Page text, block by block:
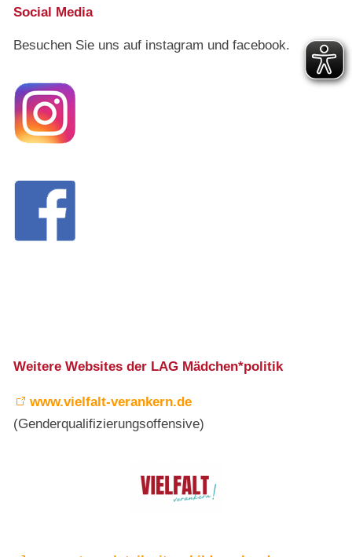
Social Media
Besuchen Sie uns auf instagram und facebook.
Weitere Websites der LAG Mädchen*politik
www.vielfalt-verankern.de
(Genderqualifizierungsoffensive)